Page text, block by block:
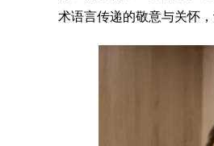
术语言传递的敬意与关怀